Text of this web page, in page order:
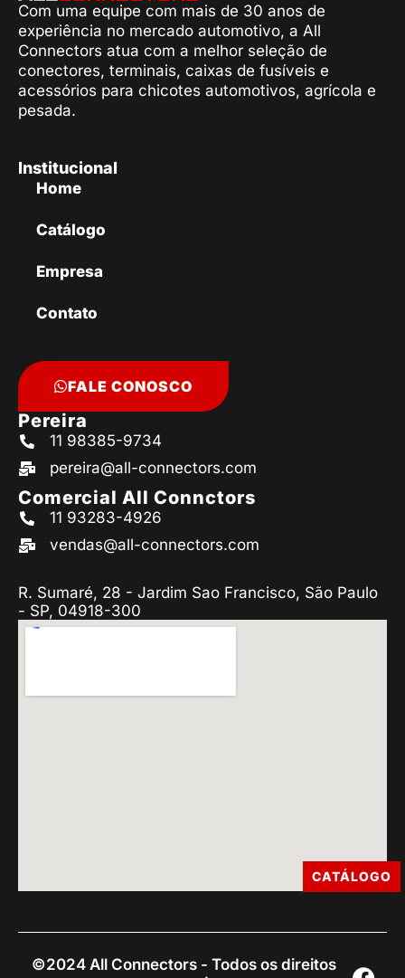
Com uma equipe com mais de 30 anos de
experiência no mercado automotivo, a All
Connectors atua com a melhor seleção de
conectores, terminais, caixas de fusíveis e
acessórios para chicotes automotivos, agrícola e
pesada.
Institucional
Home
Catálogo
Empresa
Contato
FALE CONOSCO
Pereira
11 98385-9734
pereira@all-connectors.com
Comercial All Connctors
11 93283-4926
vendas@all-connectors.com
R. Sumaré, 28 - Jardim Sao Francisco, São Paulo
- SP, 04918-300
©2024 All Connectors - Todos os direitos
CATÁLOGO